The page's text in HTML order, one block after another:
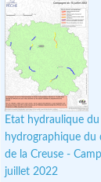
Etat hydraulique
hydrographique du
de la Creuse -
juillet 2022